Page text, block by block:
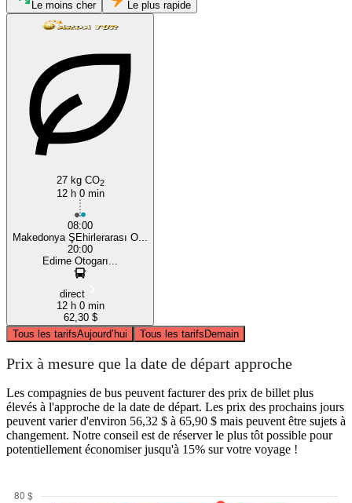
Thessaloniki
Le moins cher Le plus rapide
27 kg CO2
12 h 0 min
08:00
Makedonya ŞEhirlerarası O...
20:00
Edirne Otogarı...
direct
12 h 0 min
62,30 $
Tous les tarifsAujourd’hui Tous les tarifsDemain
Prix à mesure que la date de départ approche
Les compagnies de bus peuvent facturer des prix de billet plus
élevés à l'approche de la date de départ. Les prix des prochains jours
peuvent varier d'environ 56,32 $ à 65,90 $ mais peuvent être sujets à
changement. Notre conseil est de réserver le plus tôt possible pour
potentiellement économiser jusqu'à 15% sur votre voyage !